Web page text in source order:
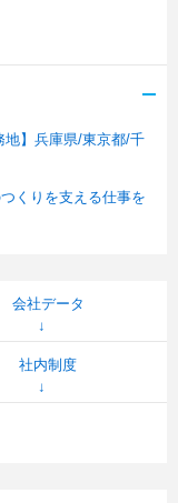
】兵庫県/東京都/千
くりを支える仕事を
会社データ
社内制度